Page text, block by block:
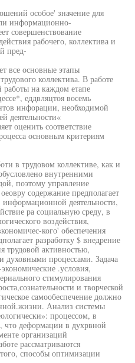
особое' значение для
информационно-
совершенствование
рабочего, коллектива и
пред-
все основные этапы
коллектива. В работе
работы на каждом етапе
еддвляцтоя восемь
инфорации, необходимой
деятельности«
оценить соответствие
основным критериям
в трудовом коллективе, как и
внутренними
поэтому управление
содержание предполагает
деятельности,
ра социальную среду, в
воздействия,
кого' обеспечения
разработку $ внедрение
трудовой активностью,
процессами. Задача
.условия,
стимулирования
и творческой
самообеспечение должно
Анализ системы
процессом, в
что деформации в духрвной
организаций
рассматриваются
способы оптимизации